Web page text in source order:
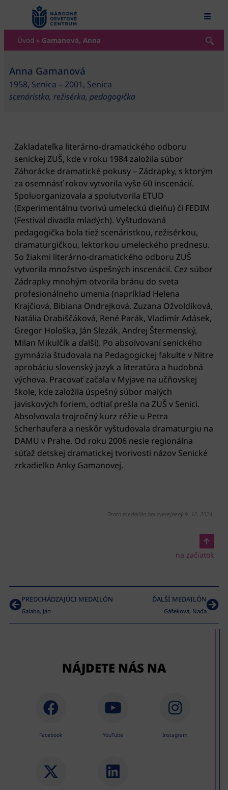
content
Úvod » Gamanová, Anna
Anna Gamanová
1958, Senica – 2001, Senica
scenáristka, režisérka, pedagogička
Zakladateľka literárno-dramatického odboru
senickej ZUŠ, kde v roku 1984 založila súbor
Záhorácke dramatické pokusy – Zádrapky, s ktorým
za osemnásť rokov vytvorila vyše 60 inscenácií.
Spoluorganizovala a spolutvorila ETUD
(Experimentálnu tvorivú umeleckú dielňu) či FEDIM
(Festival divadla mladých). Vyštudovaná
pedagogička bola tiež scenáristkou, režisérkou,
dramaturgičkou, lektorkou umeleckého prednesu.
So žiakmi literárno-dramatického odboru ZUŠ
vytvorila množstvo úspešných inscenácií. Cez súbor
Zádrapky mnohým otvorila bránu do sveta
profesionálneho umenia (napríklad Helena
Krajčiová, Bibiana Ondrejková, Zuzana Ožvoldíková,
Natália Drabiščáková, René Parák, Vladimír Adásek,
Gregor Hološka, Ján Slezák, Andrej Štermenský,
Milan Mikulčík a ďalší). Po absolvovaní senického
gymnázia študovala na Pedagogickej fakulte v Nitre
aprobáciu slovenský jazyk a literatúra a hudobná
výchova. Pracovať začala v Myjave na učňovskej
škole, kde založila úspešný súbor malých
javiskových foriem, odtiaľ prešla na ZUŠ v Senici.
Absolvovala trojročný kurz réžie u Petra
Scherhaufera a neskôr vyštudovala dramaturgiu na
DAMU v Prahe. Od roku 2006 nesie regionálna
súťaž detskej dramatickej tvorivosti názov Senické
zrkadielko Anky Gamanovej.
Tento medailón bol zverejnený 9. 12. 2024.
na začiatok
PREDCHÁDZAJÚCI MEDAILÓN
Galaba, Ján
ĎALŠÍ MEDAILÓN
Gášeková, Naďa
NÁJDETE NÁS NA
Facebook YouTube Instagram